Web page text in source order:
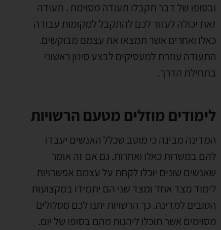
ובסופו של דבר תקבלו תעודה מסוימת . תעודה
זאת יכולה לעזור לכם להתקבל למקומות עבודה
כאלו ואחרים אשר תמצאו את עצמם מבוקשים.
התעודה עוזרת למעסיקים לבצע סינון ראשוני
בתחילת הדרך.
לימודים מוזלים מטעם הרשויות
המדינה מבינה כי מוטב שכלל האנשים יעבדו
להם במשרות כאלו ואחרות. גם אם זה אומר
שאנשים שונים יוכלו לקחת על עצמם אפשרויות
לימוד מצד אחד ומצד שני הם יתמידו במקצועות
הטובים למדינה. כך הרשויות יתנו לכם מסלולים
מסוימים אשר תוכלו ליהנות מהם בסופו של יום.